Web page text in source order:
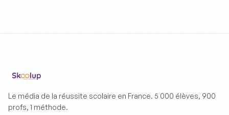
Le média de la réussite scolaire en France. 5 000 élèves, 900
profs, 1 méthode.